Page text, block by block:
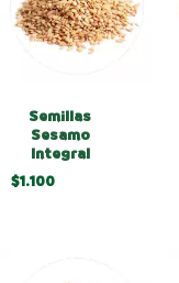
Semillas
Sesamo
Integral
$1.100